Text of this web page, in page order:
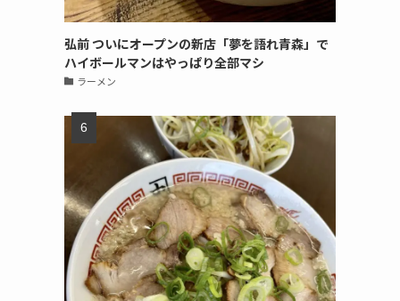
弘前 ついにオープンの新店「夢を語れ青森」で
ハイボールマンはやっぱり全部マシ
ラーメン